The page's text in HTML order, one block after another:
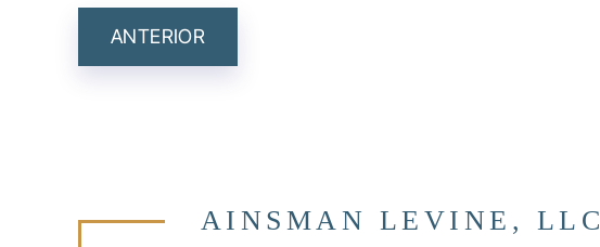
NAVEGACIÓN
ANTERIOR
AINSMAN LEVINE, LLC